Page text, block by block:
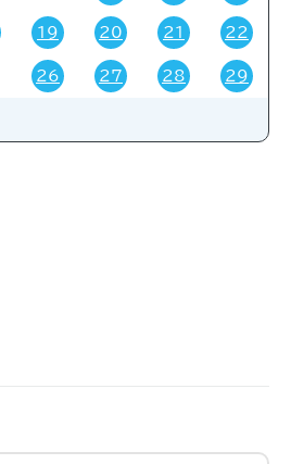
対象者
19 20 21 22
26 27 28 29